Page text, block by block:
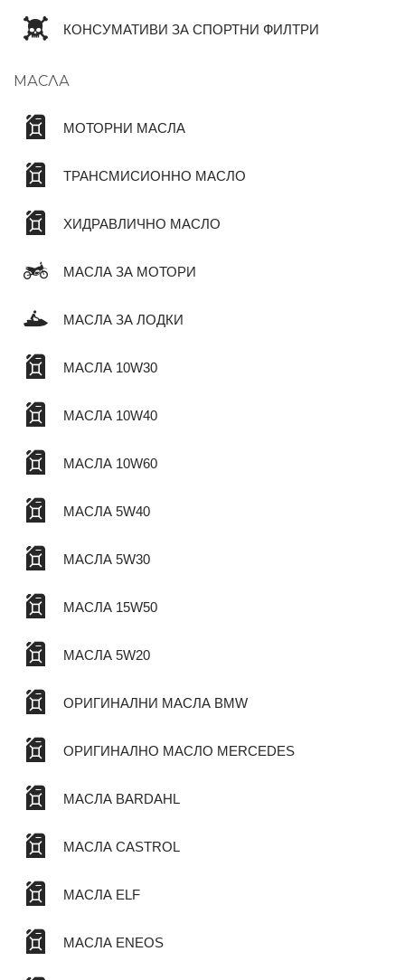
КОНСУМАТИВИ ЗА СПОРТНИ ФИЛТРИ
МАСЛА
МОТОРНИ МАСЛА
ТРАНСМИСИОННО МАСЛО
ХИДРАВЛИЧНО МАСЛО
МАСЛА ЗА МОТОРИ
МАСЛА ЗА ЛОДКИ
МАСЛА 10W30
МАСЛА 10W40
МАСЛА 10W60
МАСЛА 5W40
МАСЛА 5W30
МАСЛА 15W50
МАСЛА 5W20
ОРИГИНАЛНИ МАСЛА BMW
ОРИГИНАЛНО МАСЛО MERCEDES
МАСЛА BARDAHL
МАСЛА CASTROL
МАСЛА ELF
МАСЛА ENEOS